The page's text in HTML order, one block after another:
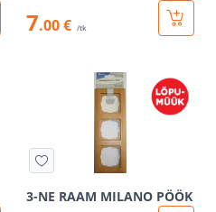
7.00 € /tk
3-NE RAAM MILANO PÖÖK